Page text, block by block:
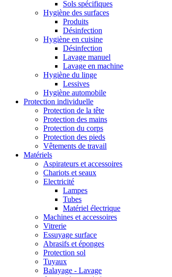
Sols spécifiques
Hygiène des surfaces
Produits
Désinfection
Hygiène en cuisine
Désinfection
Lavage manuel
Lavage en machine
Hygiène du linge
Lessives
Hygiène automobile
Protection individuelle
Protection de la tête
Protection des mains
Protection du corps
Protection des pieds
Vêtements de travail
Matériels
Aspirateurs et accessoires
Chariots et seaux
Electricité
Lampes
Tubes
Matériel électrique
Machines et accessoires
Vitrerie
Essuyage surface
Abrasifs et éponges
Protection sol
Tuyaux
Balayage - Lavage